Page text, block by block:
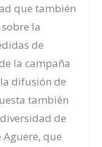
que también
la
de
la campaña
difusión de
también
de
Aguere, que